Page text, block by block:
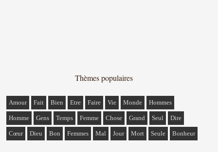
Thèmes populaires
Amour Fait Bien Etre Faire Vie Monde Hommes
Homme Gens Temps Femme Chose Grand Seul Dire
Cœur Dieu Bon Femmes Mal Jour Mort Seule Bonheur